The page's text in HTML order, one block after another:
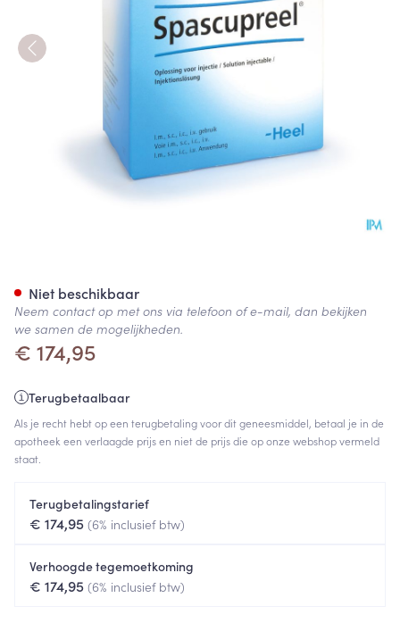
€ 174,95
Terugbetaalbaar
Als je recht hebt op een terugbetaling voor dit geneesmiddel, betaal je in de
apotheek een verlaagde prijs en niet de prijs die op onze webshop vermeld
staat.
Terugbetalingstarief
€ 174,95 (6% inclusief btw)
Verhoogde tegemoetkoming
€ 174,95 (6% inclusief btw)
Niet beschikbaar
Neem contact op met ons via telefoon of e-mail, dan bekijken
we samen de mogelijkheden.